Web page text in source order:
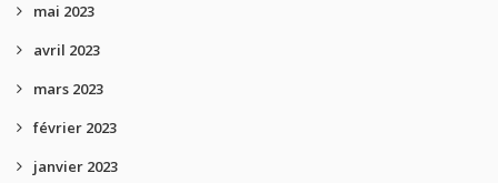
mai 2023
avril 2023
mars 2023
février 2023
janvier 2023